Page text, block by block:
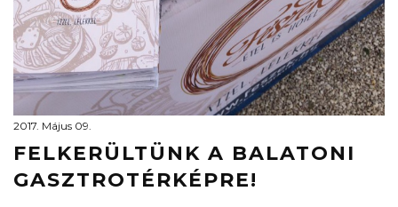
2017. Május 09.
FELKERÜLTÜNK A BALATONI
GASZTROTÉRKÉPRE!